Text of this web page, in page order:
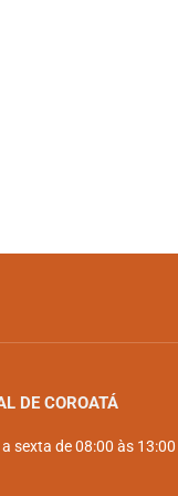
DE COROATÁ
sexta de 08:00 às 13:00